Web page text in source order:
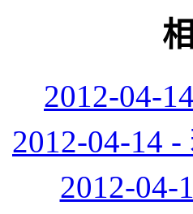
2012-04-
2012-04-14
2012-04-